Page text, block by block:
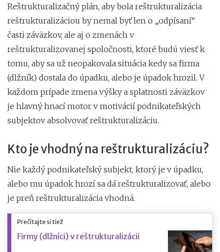
Reštrukturalizačný plán, aby bola reštrukturalizácia
reštrukturalizáciou by nemal byť len o „odpísaní“
časti záväzkov, ale aj o zmenách v
reštrukturalizovanej spoločnosti, ktoré budú viesť k
tomu, aby sa už neopakovala situácia kedy sa firma
(dlžník) dostala do úpadku, alebo je úpadok hrozil. V
každom prípade zmena výšky a splatnosti záväzkov
je hlavný hnací motor v motivácií podnikateľských
subjektov absolvovať reštrukturalizáciu.
Kto je vhodný na reštrukturalizáciu?
Nie každý podnikateľský subjekt, ktorý je v úpadku,
alebo mu úpadok hrozí sa dá reštrukturalizovať, alebo
je preň reštrukturalizácia vhodná.
Prečítajte si tiež
Firmy (dlžníci) v reštrukturalizácii